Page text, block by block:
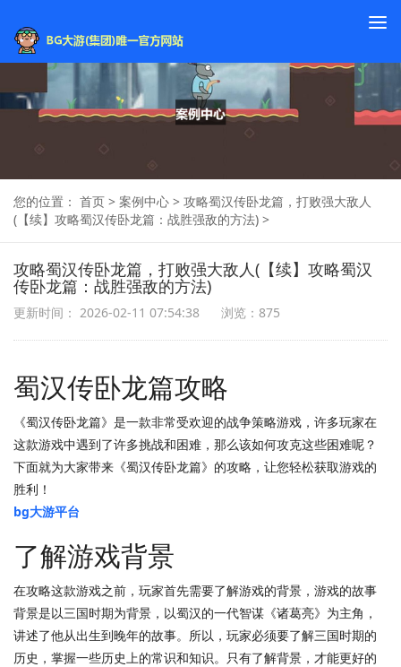
您的位置： 首页 > 案例中心 > 攻略蜀汉传卧龙篇，打败强大敌人
(【续】攻略蜀汉传卧龙篇：战胜强敌的方法) >
攻略蜀汉传卧龙篇，打败强大敌人(【续】攻略蜀汉
传卧龙篇：战胜强敌的方法)
更新时间： 2026-02-11 07:54:38 浏览：875
蜀汉传卧龙篇攻略
《蜀汉传卧龙篇》是一款非常受欢迎的战争策略游戏，许多玩家在
这款游戏中遇到了许多挑战和困难，那么该如何攻克这些困难呢？
下面就为大家带来《蜀汉传卧龙篇》的攻略，让您轻松获取游戏的
胜利！
bg大游平台
了解游戏背景
在攻略这款游戏之前，玩家首先需要了解游戏的背景，游戏的故事
背景是以三国时期为背景，以蜀汉的一代智谋《诸葛亮》为主角，
讲述了他从出生到晚年的故事。所以，玩家必须要了解三国时期的
历史，掌握一些历史上的常识和知识。只有了解背景，才能更好的